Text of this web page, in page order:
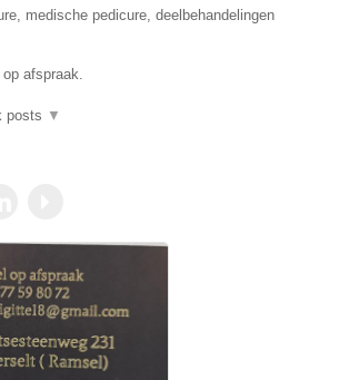
medische pedicure, deelbehandelingen
afspraak.
posts ▼